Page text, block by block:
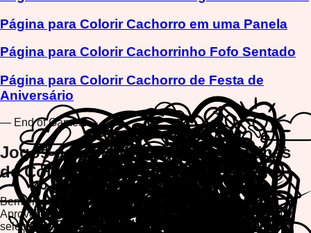
Página para Colorir Cachorro em uma Panela
Página para Colorir Cachorrinho Fofo Sentado
Página para Colorir Cachorro de Festa de
Aniversário
— End of Games —
Jogos de Colorir Cachorro - Páginas
de Colorir Online Grátis
Bem-vindo à nossa coleção de jogos de colorir cachorro!
Aproveite horas de diversão criativa com nossa extensa
seleção de páginas de colorir cachorro grátis. Se você está